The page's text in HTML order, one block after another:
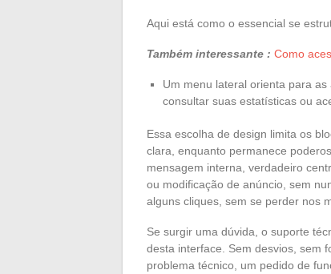
Aqui está como o essencial se
Também interessante : Como
Um menu lateral orienta para
consultar suas estatísticas ou
Essa escolha de design limita os
clara, enquanto permanece
mensagem interna, verdadeiro
ou modificação de anúncio, sem
alguns cliques, sem se perder nos
Se surgir uma dúvida, o suporte
desta interface. Sem desvios, sem
problema técnico, um pedido de